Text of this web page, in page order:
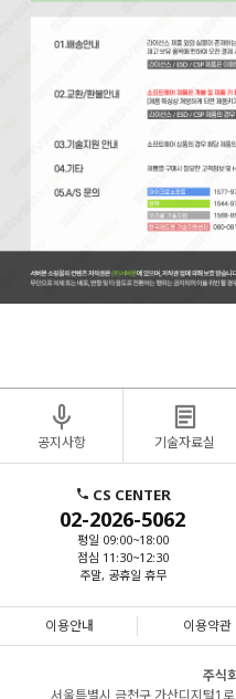
공지사항 기술자료실
CS CENTER
02-2026-5062
평일 09:00~18:00
점심 11:30~12:30
주말, 공휴일 휴무
이용안내 이용약관
주식
서울특별시 금천구 가산디지털1